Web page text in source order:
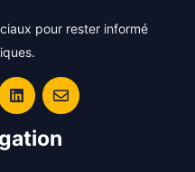
pour rester informé